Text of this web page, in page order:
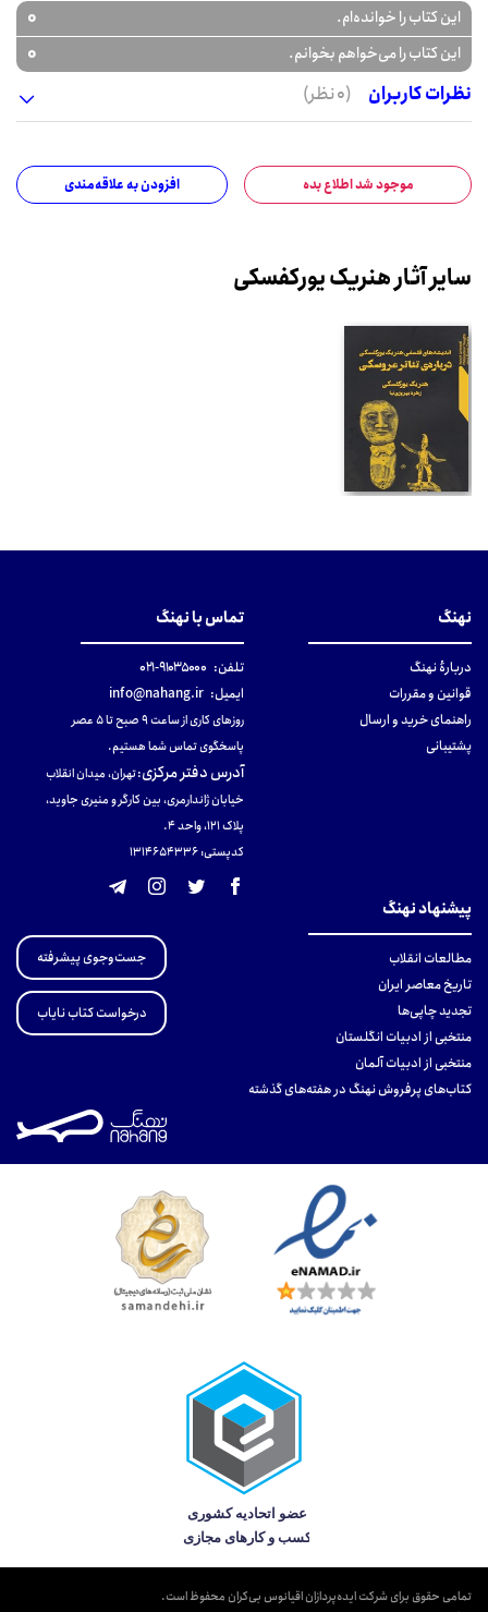
این کتاب را خوانده‌ام. 0
این کتاب را می‌خواهم بخوانم.
0
نظرات کاربران
(0 نظر)
موجود شد اطلاع بده افزودن به علاقه‌مندی
سایر آثار هنریک یورکفسکی
نهنگ
دربارهٔ نهنگ
قوانین و مقررات
راهنمای خرید و ارسال
پشتیبانی
تماس با نهنگ
تلفن: ۹۱۰۳۵۰۰۰-۰۲۱
ایمیل: info@nahang.ir
روزهای کاری از ساعت ۹ صبح تا ۵ عصر
پاسخگوی تماس شما هستیم.
آدرس دفتر مرکزی:تهران، میدان انقلاب
خیابان ژاندارمری، بین کارگر و منیری جاوید،
پلاک 121، واحد ۴.
کدپستی: 131465433۶
پیشنهاد نهنگ
مطالعات انقلاب
تاریخ معاصر ایران
تجدید چاپی‌ها
منتخبی از ادبیات انگلستان
منتخبی از ادبیات آلمان
کتاب‌های پرفروش نهنگ در هفته‌های گذشته
جست‌وجوی پیشرفته
درخواست کتاب نایاب
تمامی حقوق برای شرکت ایده‌پردازان اقیانوس بی‌کران محفوظ است.